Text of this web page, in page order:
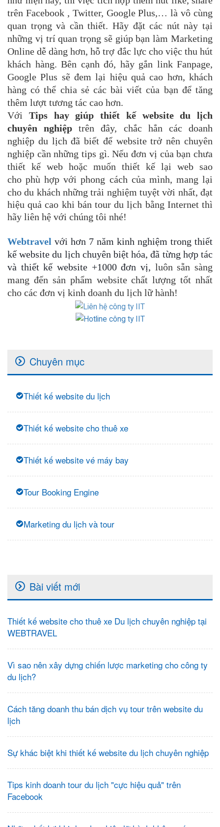
trên Facebook , Twitter, Google Plus,… là vô cùng
quan trọng và cần thiết. Hãy đặt các nút này tại
những vị trí quan trọng sẽ giúp bạn làm Marketing
Online dễ dàng hơn, hỗ trợ đắc lực cho việc thu hút
khách hàng. Bên cạnh đó, hãy gắn link Fanpage,
Google Plus sẽ đem lại hiệu quả cao hơn, khách
hàng có thể chia sẻ các bài viết của bạn để tăng
thêm lượt tương tác cao hơn.
Với Tips hay giúp thiết kế website du lịch
chuyên nghiệp trên đây, chắc hẳn các doanh
nghiệp du lịch đã biết để website trở nên chuyên
nghiệp cần những tips gì. Nếu đơn vị của bạn chưa
thiết kế web hoặc muốn thiết kế lại web sao
chophù hợp với phong cách của mình, mang lại
cho du khách những trải nghiệm tuyệt vời nhất, đạt
hiệu quả cao khi bán tour du lịch bằng Internet thì
hãy liên hệ với chúng tôi nhé!
Webtravel với hơn 7 năm kinh nghiệm trong thiết
kế website du lịch chuyên biệt hóa, đã từng hợp tác
và thiết kế website +1000 đơn vị, luôn sẵn sàng
mang đến sản phẩm website chất lượng tốt nhất
cho các đơn vị kinh doanh du lịch lữ hành!
Chuyên mục
Thiết kế website du lịch
Thiết kế website cho thuê xe
Thiết kế website vé máy bay
Tour Booking Engine
Marketing du lịch và tour
Bài viết mới
Thiết kế website cho thuê xe Du lịch chuyên nghiệp tại
WEBTRAVEL
Vì sao nên xây dựng chiến lược marketing cho công ty
du lịch?
Cách tăng doanh thu bán dịch vụ tour trên website du
lịch
Sự khác biệt khi thiết kế website du lịch chuyên nghiệp
Tips kinh doanh tour du lịch "cực hiệu quả" trên
Facebook